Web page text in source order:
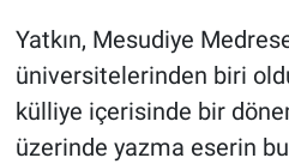
Yatkın, Mesudiye
üniversitelerinden biri
külliye içerisinde bir
üzerinde yazma eserin